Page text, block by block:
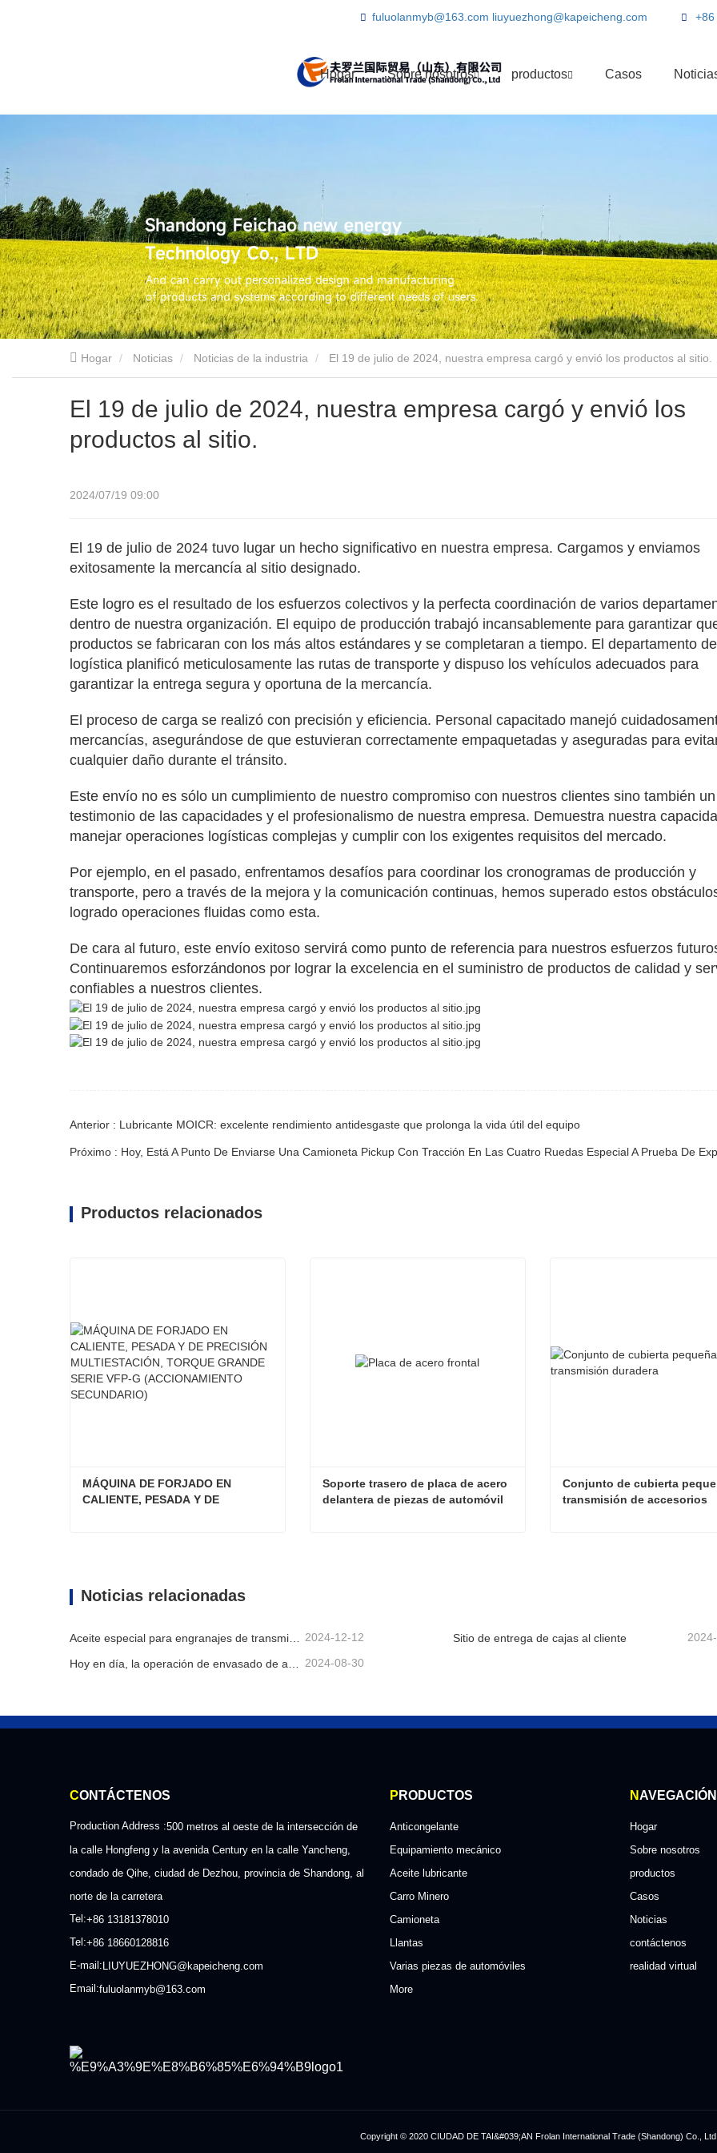
fuluolanmyb@163.com liuyuezhong@kapeicheng.com +86
Hogar Sobre nosotros productos Casos
Hogar Noticias Noticias de la industria El 19 de julio de 2024, nuestra empresa cargó y envió los productos al sitio.
El 19 de julio de 2024, nuestra empresa cargó y envió los
productos al sitio.
2024/07/19 09:00
El 19 de julio de 2024 tuvo lugar un hecho significativo en nuestra empresa. Cargamos y enviamos
exitosamente la mercancía al sitio designado.
Este logro es el resultado de los esfuerzos colectivos y la perfecta coordinación de varios
dentro de nuestra organización. El equipo de producción trabajó incansablemente para garantizar
productos se fabricaran con los más altos estándares y se completaran a tiempo. El departamento de
logística planificó meticulosamente las rutas de transporte y dispuso los vehículos adecuados para
garantizar la entrega segura y oportuna de la mercancía.
El proceso de carga se realizó con precisión y eficiencia. Personal capacitado manejó
mercancías, asegurándose de que estuvieran correctamente empaquetadas y aseguradas para
cualquier daño durante el tránsito.
Este envío no es sólo un cumplimiento de nuestro compromiso con nuestros clientes sino también un
testimonio de las capacidades y el profesionalismo de nuestra empresa. Demuestra nuestra
manejar operaciones logísticas complejas y cumplir con los exigentes requisitos del mercado.
Por ejemplo, en el pasado, enfrentamos desafíos para coordinar los cronogramas de producción y
transporte, pero a través de la mejora y la comunicación continuas, hemos superado estos
logrado operaciones fluidas como esta.
De cara al futuro, este envío exitoso servirá como punto de referencia para nuestros esfuerzos
Continuaremos esforzándonos por lograr la excelencia en el suministro de productos de calidad y
confiables a nuestros clientes.
Anterior : Lubricante MOICR: excelente rendimiento antidesgaste que prolonga la vida útil del equipo
Productos relacionados
MÁQUINA DE FORJADO EN
CALIENTE, PESADA Y DE
Soporte trasero de placa de acero
delantera de piezas de automóvil
Conjunto de cubierta
transmisión de accesorios
Noticias relacionadas
2024-12-12 Sitio de entrega de cajas al cliente
Hoy en día, la operación de envasado de aceite lubricante se lleva a cabo de manera ordenada, lo que contribuye al progreso constante del desarrollo industrial. 2024-08-30
CONTÁCTENOS
Production Address :500 metros al oeste de la intersección de
la calle Hongfeng y la avenida Century en la calle Yancheng,
condado de Qihe, ciudad de Dezhou, provincia de Shandong, al
norte de la carretera
Tel:+86 13181378010
Tel:+86 18660128816
E-mail: LIUYUEZHONG@kapeicheng.com
Email:fuluolanmyb@163.com
P RODUCTOS
Anticongelante
Equipamiento mecánico
Aceite lubricante
Carro Minero
Camioneta
Llantas
Varias piezas de automóviles
More
NAVEGACIÓN
Hogar
Sobre nosotros
productos
Casos
Noticias
contáctenos
realidad virtual
Copyright © 2020 CIUDAD DE TAI&#039;AN Frolan International Trade (Shandong) Co., Ltd